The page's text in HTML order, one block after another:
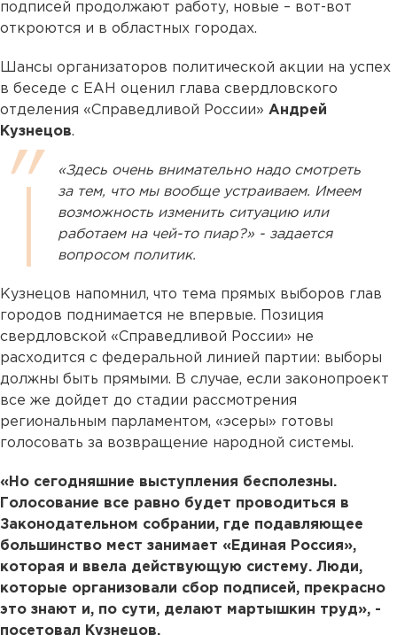
подписей продолжают работу, новые – вот-вот
откроются и в областных городах.
Шансы организаторов политической акции на успех
в беседе с ЕАН оценил глава свердловского
отделения «Справедливой России» Андрей
Кузнецов.
«Здесь очень внимательно надо смотреть
за тем, что мы вообще устраиваем. Имеем
возможность изменить ситуацию или
работаем на чей-то пиар?» - задается
вопросом политик.
Кузнецов напомнил, что тема прямых выборов глав
городов поднимается не впервые. Позиция
свердловской «Справедливой России» не
расходится с федеральной линией партии: выборы
должны быть прямыми. В случае, если законопроект
все же дойдет до стадии рассмотрения
региональным парламентом, «эсеры» готовы
голосовать за возвращение народной системы.
«Но сегодняшние выступления бесполезны.
Голосование все равно будет проводиться в
Законодательном собрании, где подавляющее
большинство мест занимает «Единая Россия»,
которая и ввела действующую систему. Люди,
которые организовали сбор подписей, прекрасно
это знают и, по сути, делают мартышкин труд», -
посетовал Кузнецов.